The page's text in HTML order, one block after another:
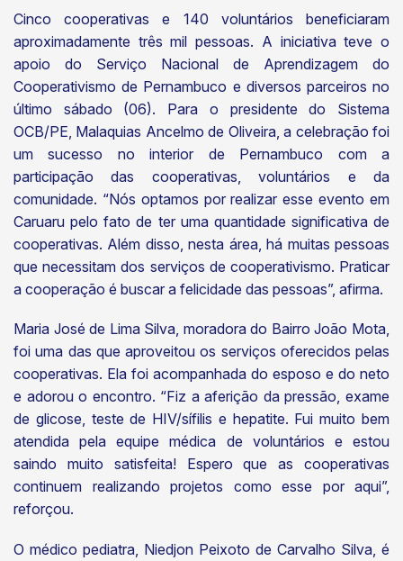
Cinco cooperativas e 140 voluntários beneficiaram
aproximadamente três mil pessoas. A iniciativa teve o
apoio do Serviço Nacional de Aprendizagem do
Cooperativismo de Pernambuco e diversos parceiros no
último sábado (06). Para o presidente do Sistema
OCB/PE, Malaquias Ancelmo de Oliveira, a celebração foi
um sucesso no interior de Pernambuco com a
participação das cooperativas, voluntários e da
comunidade. “Nós optamos por realizar esse evento em
Caruaru pelo fato de ter uma quantidade significativa de
cooperativas. Além disso, nesta área, há muitas pessoas
que necessitam dos serviços de cooperativismo. Praticar
a cooperação é buscar a felicidade das pessoas”, afirma.
Maria José de Lima Silva, moradora do Bairro João Mota,
foi uma das que aproveitou os serviços oferecidos pelas
cooperativas. Ela foi acompanhada do esposo e do neto
e adorou o encontro. “Fiz a aferição da pressão, exame
de glicose, teste de HIV/sífilis e hepatite. Fui muito bem
atendida pela equipe médica de voluntários e estou
saindo muito satisfeita! Espero que as cooperativas
continuem realizando projetos como esse por aqui”,
reforçou.
O médico pediatra, Niedjon Peixoto de Carvalho Silva, é